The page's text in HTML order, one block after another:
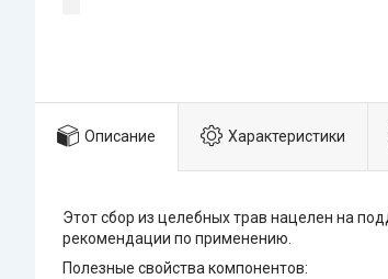
Описание Характеристики
Этот сбор из целебных трав нацелен на
рекомендации по применению.
Полезные свойства компонентов: